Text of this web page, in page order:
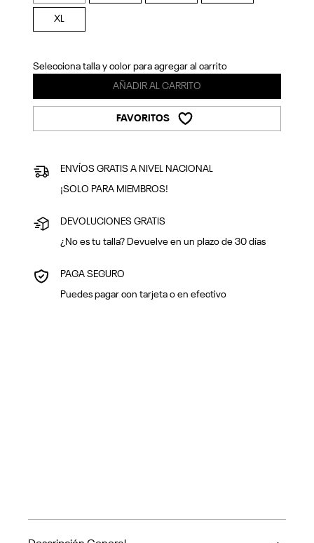
XL
Selecciona talla y color para agregar al carrito
AÑADIR AL CARRITO
FAVORITOS
ENVÍOS GRATIS A NIVEL NACIONAL
¡SOLO PARA MIEMBROS!
DEVOLUCIONES GRATIS
¿No es tu talla? Devuelve en un plazo de 30 días
PAGA SEGURO
Puedes pagar con tarjeta o en efectivo